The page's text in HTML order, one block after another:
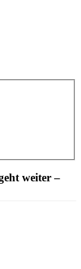
weiter –